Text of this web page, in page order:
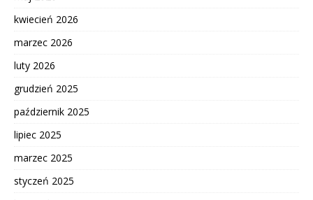
kwiecień 2026
marzec 2026
luty 2026
grudzień 2025
październik 2025
lipiec 2025
marzec 2025
styczeń 2025